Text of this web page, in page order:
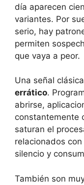
día aparecen
variantes. Por
serio, hay
permiten
que vaya a peor.
Una señal
errático.
abrirse,
constantemente
saturan el
relacionados
silencio y
También son